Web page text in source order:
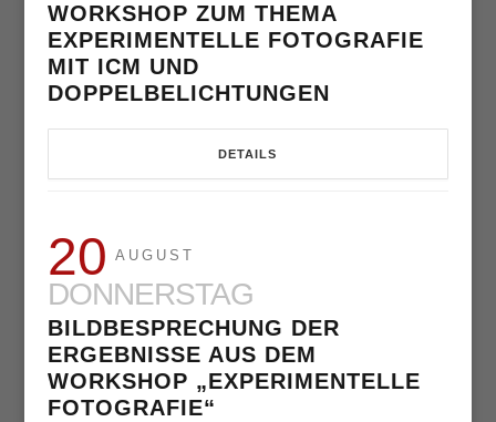
WORKSHOP ZUM THEMA
EXPERIMENTELLE FOTOGRAFIE
MIT ICM UND
DOPPELBELICHTUNGEN
DETAILS
20 AUGUST
DONNERSTAG
BILDBESPRECHUNG DER
ERGEBNISSE AUS DEM
WORKSHOP „EXPERIMENTELLE
FOTOGRAFIE“